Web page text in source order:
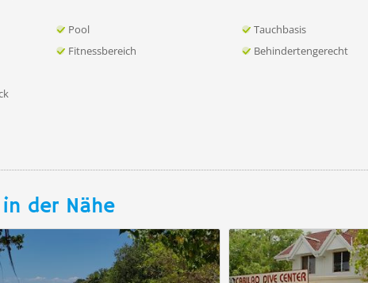
Pool
Tauchbasis
Fitnessbereich
Behindertengerecht
der Nähe